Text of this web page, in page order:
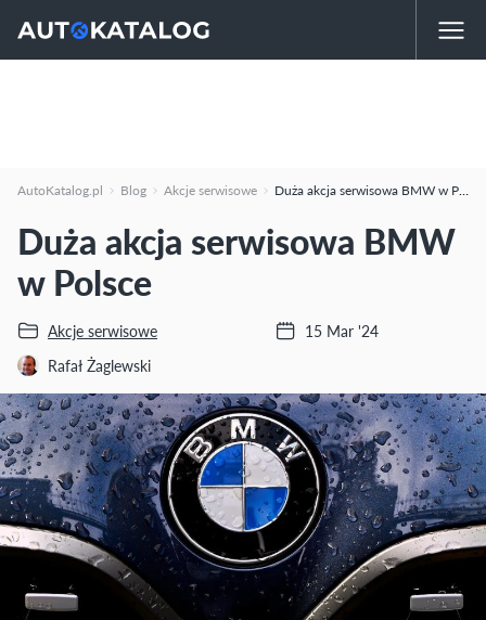
AutoKatalog.pl Blog Akcje serwisowe Duża akcja serwisowa BMW w Polsce
Duża akcja serwisowa BMW
w Polsce
Akcje serwisowe
Rafał Żaglewski
15 Mar '24